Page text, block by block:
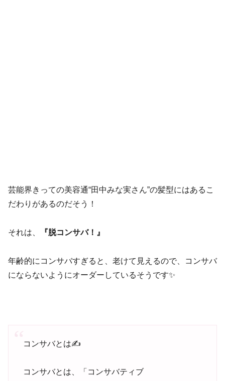
芸能界きっての美容通“田中みな実さん”の髪型にはあるこ
だわりがあるのだそう！
それは、 『脱コンサバ！』
年齢的にコンサバすぎると、老けて見えるので、コンサバ
にならないようにオーダーしているそうです✨
コンサバとは✍️
コンサバとは、「コンサバティブ